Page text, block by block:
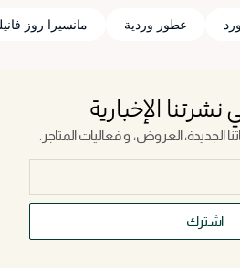
عطور وردية مانسيرا روز
الإخبارية
الجديدة، العروض، و فعاليات المتاجر.
اشترك